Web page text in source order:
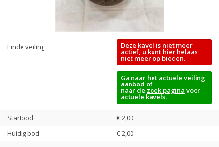
Einde veiling Deze kavel is niet meer
actief, u kunt hier helaas
niet meer op bieden.
Ga naar het actuele veiling
aanbod of
naar de zoek pagina voor
actuele kavels.
Startbod
€ 2,00
Huidig bod
€2,00